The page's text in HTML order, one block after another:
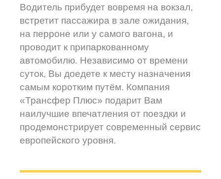
Водитель прибудет вовремя на вокзал,
встретит пассажира в зале ожидания,
на перроне или у самого вагона, и
проводит к припаркованному
автомобилю. Независимо от времени
суток, Вы доедете к месту назначения
самым коротким путём. Компания
«Трансфер Плюс» подарит Вам
наилучшие впечатления от поездки и
продемонстрирует современный сервис
европейского уровня.